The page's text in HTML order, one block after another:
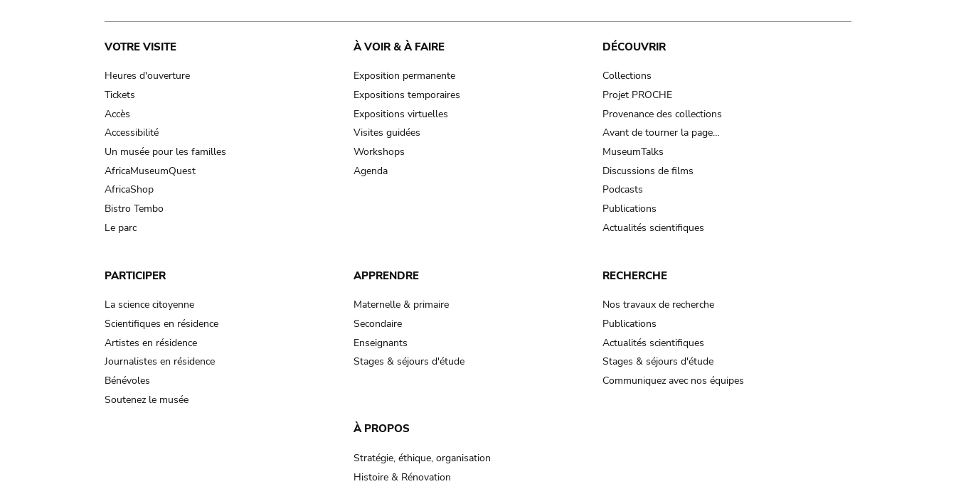
Main
navigation
VOTRE VISITE
Heures d'ouverture
Tickets
Accès
Accessibilité
Un musée pour les familles
AfricaMuseumQuest
AfricaShop
Bistro Tembo
Le parc
À VOIR & À FAIRE
Exposition permanente
Expositions temporaires
Expositions virtuelles
Visites guidées
Workshops
Agenda
DÉCOUVRIR
Collections
Projet PROCHE
Provenance des collections
Avant de tourner la page…
MuseumTalks
Discussions de films
Podcasts
Publications
Actualités scientifiques
PARTICIPER
La science citoyenne
Scientifiques en résidence
Artistes en résidence
Journalistes en résidence
Bénévoles
Soutenez le musée
APPRENDRE
Maternelle & primaire
Secondaire
Enseignants
Stages & séjours d'étude
RECHERCHE
Nos travaux de recherche
Publications
Actualités scientifiques
Stages & séjours d'étude
Communiquez avec nos équipes
À PROPOS
Stratégie, éthique, organisation
Histoire & Rénovation